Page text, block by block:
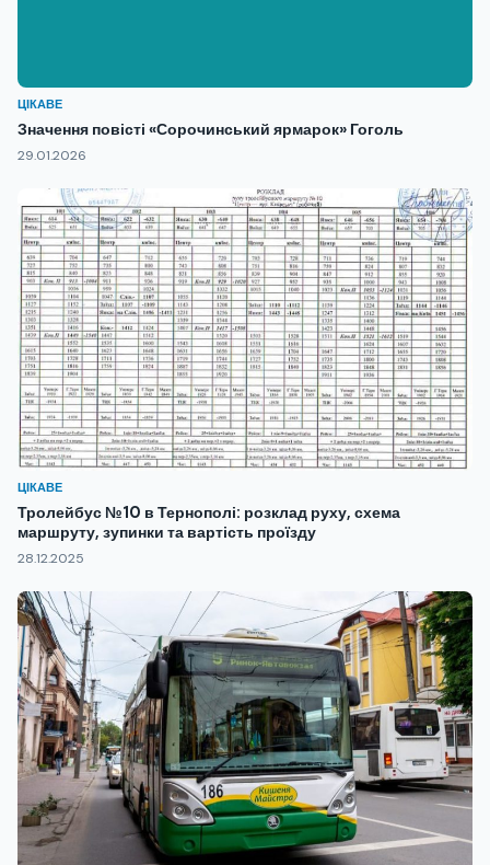
ЦІКАВЕ
Значення повісті «Сорочинський ярмарок» Гоголь
29.01.2026
ЦІКАВЕ
Тролейбус №10 в Тернополі: розклад руху, схема
маршруту, зупинки та вартість проїзду
28.12.2025